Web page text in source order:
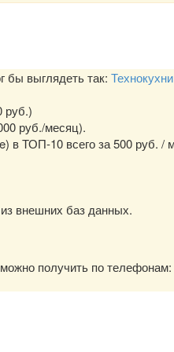
выглядеть так: Технокухни
руб.)
руб./месяц).
ТОП-10 всего за 500 руб. /
внешних баз данных.
получить по телефонам: